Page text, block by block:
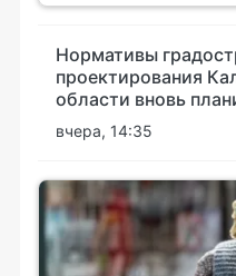
Нормативы
проектирования
области вновь
вчера, 14:35